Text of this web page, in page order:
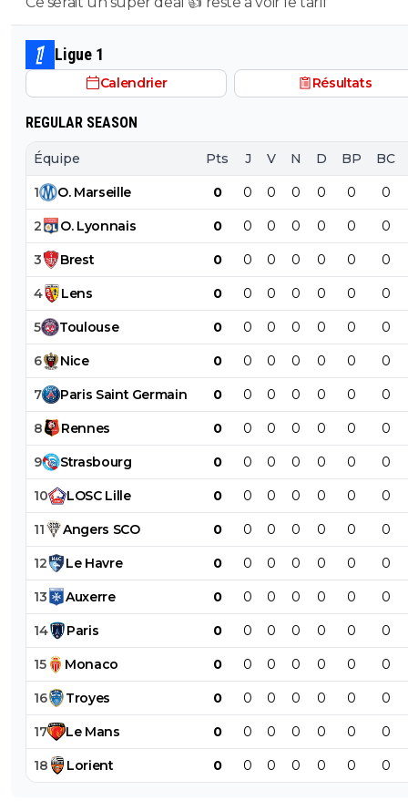
pieds. j'avais espoir qu'il nous montre un peu de
mais manifestement on s'est bien fait avoir sur ce coup
Ligue 1
Calendrier Résultats
REGULAR SEASON
Équipe Pts J V N D BP BC
1 O. Marseille 0 0 0 0 0 0 0
2 O. Lyonnais 0 0 0 0 0 0 0
3 Brest 0 0 0 0 0 0 0
4 Lens 0 0 0 0 0 0 0
5 Toulouse 0 0 0 0 0 0 0
6 Nice 0 0 0 0 0 0 0
7 Paris Saint Germain 0 0 0 0 0 0 0
8 Rennes 0 0 0 0 0 0 0
9 Strasbourg 0 0 0 0 0 0 0
10 LOSC Lille 0 0 0 0 0 0 0
11 Angers SCO 0 0 0 0 0 0 0
12 Le Havre 0 0 0 0 0 0 0
13 Auxerre 0 0 0 0 0 0 0
14 Paris 0 0 0 0 0 0 0
15 Monaco 0 0 0 0 0 0 0
16 Troyes 0 0 0 0 0 0 0
17 Le Mans 0 0 0 0 0 0 0
18 Lorient 0 0 0 0 0 0 0